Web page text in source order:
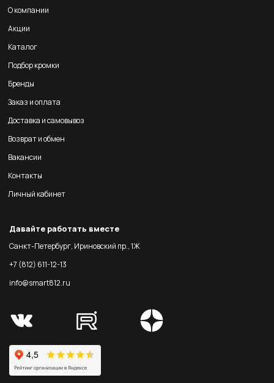
О компании
Акции
Каталог
Подбор кромки
Бренды
Заказ и оплата
Доставка и самовывоз
Возврат и обмен
Вакансии
Контакты
Личный кабинет
Давайте работать вместе
Санкт-Петербург, Ириновский пр., 1Ж
+7 (812) 611-12-13
info@smart812.ru